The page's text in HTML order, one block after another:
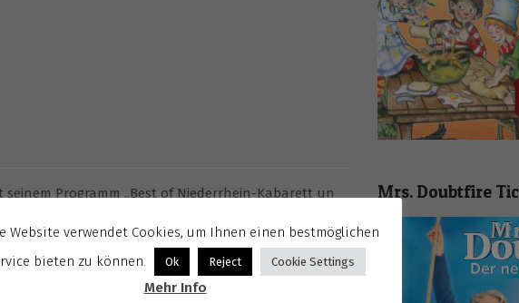
seinem Programm „Best of Niederrhein-Kabarett un
47239 Duisburg) zu Gast.
seine lustigsten, skurrilsten und schwarzhumorigsten
hämisch verletzen, sondern mit viel Humor,
Uhr.
Mrs. Doubtfire
Website verwendet Cookies, um Ihnen einen bestmöglichen
bieten zu können.
Ok Reject Cookie Settings
Mehr Info